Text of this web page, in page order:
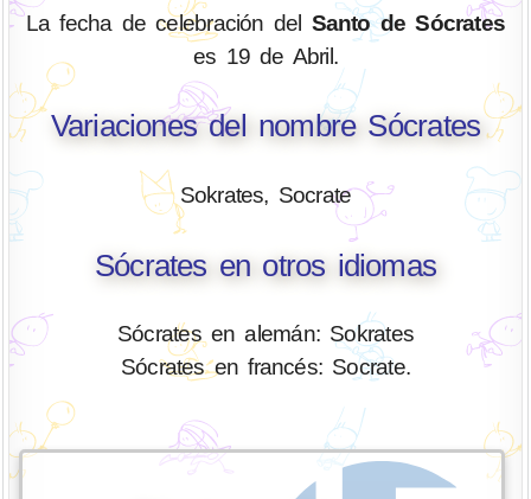
La fecha de celebración del Santo de Sócrates
es 19 de Abril.
Variaciones del nombre Sócrates
Sokrates, Socrate
Sócrates en otros idiomas
Sócrates en alemán: Sokrates
Sócrates en francés: Socrate.